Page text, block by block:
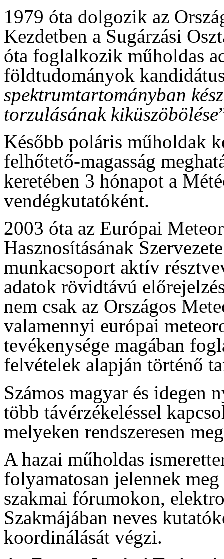
1979 óta dolgozik az
Kezdetben a Sugárzási
óta foglalkozik műholdas
földtudományok
spektrumtartományban
torzulásának kiküszöbölése
Később poláris műholdak
felhőtető-magasság
keretében 3 hónapot a
vendégkutatóként.
2003 óta az Európai
Hasznosításának
munkacsoport aktív
adatok rövidtávú
nem csak az Országos
valamennyi európai
tevékenysége magában
felvételek alapján történő
Számos magyar és idegen
több távérzékeléssel
melyeken rendszeresen
A hazai műholdas
folyamatosan jelennek
szakmai fórumokon,
Szakmájában neves
koordinálását végzi.